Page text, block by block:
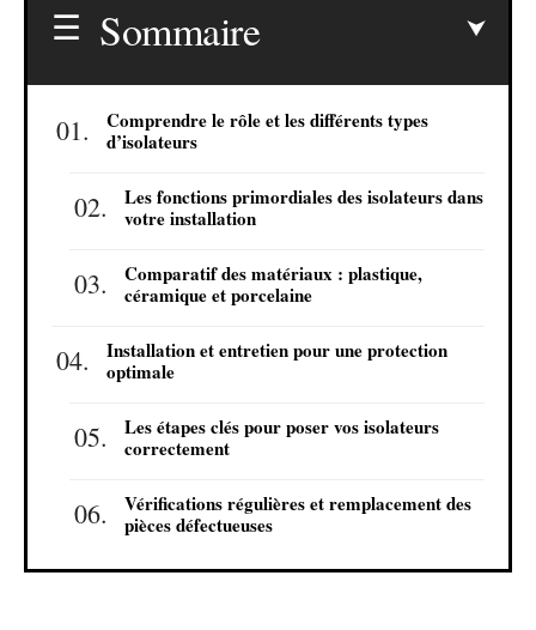
Sommaire
Comprendre le rôle et les différents types
d’isolateurs
Les fonctions primordiales des isolateurs dans
votre installation
Comparatif des matériaux : plastique,
céramique et porcelaine
Installation et entretien pour une protection
optimale
Les étapes clés pour poser vos isolateurs
correctement
Vérifications régulières et remplacement des
pièces défectueuses